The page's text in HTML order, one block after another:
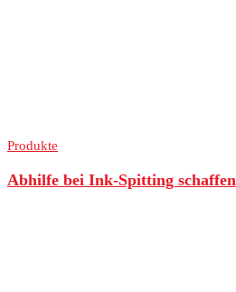
Produkte
Abhilfe bei Ink-Spitting schaffen